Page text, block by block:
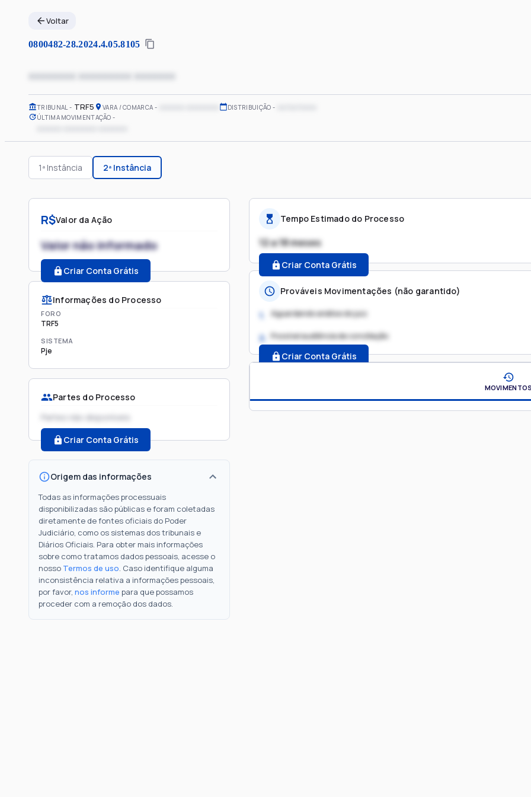
Voltar
0800482-28.2024.4.05.8105
xxxxxxxx xxxxxxxxx xxxxxxx
TRIBUNAL TRF5 VARA / COMARCA DISTRIBUIÇÃO
ÚLTIMA MOVIMENTAÇÃO
1ª Instância 2ª Instância
R$Valor da Ação
Valor não informado
Criar Conta Grátis
Informações do Processo
FORO
TRF5
SISTEMA
Pje
Partes do Processo
Partes não disponíveis
Criar Conta Grátis
Origem das informações
Todas as informações processuais
disponibilizadas são públicas e foram coletadas
diretamente de fontes oficiais do Poder
Judiciário, como os sistemas dos tribunais e
Diários Oficiais. Para obter mais informações
sobre como tratamos dados pessoais, acesse o
nosso Termos de uso. Caso identifique alguma
inconsistência relativa a informações pessoais,
por favor, nos informe para que possamos
proceder com a remoção dos dados.
Tempo Estimado do Processo
12 a 18 meses
Criar Conta Grátis
Prováveis Movimentações (não garantido)
1. Aguardando análise do juiz
2. Possível audiência de conciliação
Criar Conta Grátis